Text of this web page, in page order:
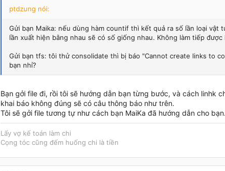
ptdzung nói:
Gửi bạn Maika: nếu dùng hàm countif thì kết quả ra số lần loại vật
lần xuất hiện bằng nhau sẽ có số giống nhau. Không làm tiếp được
Gửi bạn tfs: tôi thử consolidate thì bị báo "Cannot create links to
bạn nhỉ?
Bạn gởi file đi, rồi tôi sẽ hướng dẫn bạn từng bước, và cách linhk
khai báo không đúng sẽ có câu thông báo như trên.
Tôi sẽ gởi file tương tự như cách bạn MaiKa đã hướng dẫn cho
Lấy vợ kế toán làm chi
Cọng tóc cũng đếm huống chi là tiền